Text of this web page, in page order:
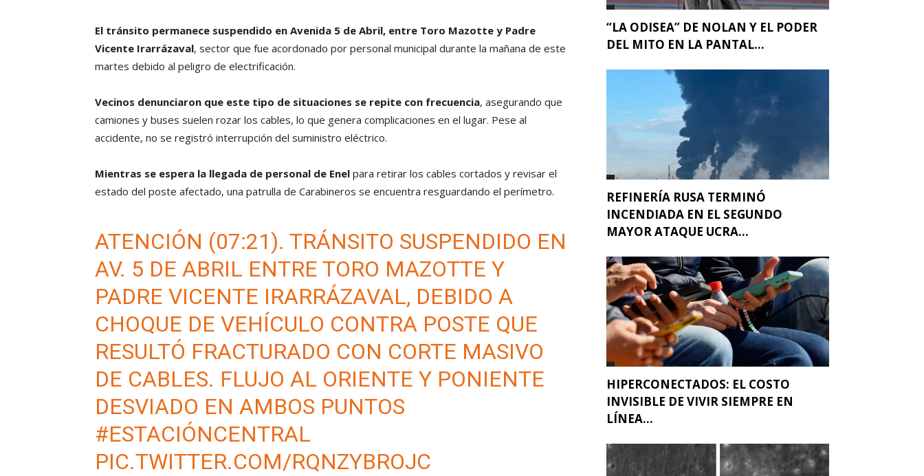
El tránsito permanece suspendido en Avenida 5 de Abril, entre Toro Mazotte y Padre
Vicente Irarrázaval, sector que fue acordonado por personal municipal durante la mañana de este
martes debido al peligro de electrificación.
Vecinos denunciaron que este tipo de situaciones se repite con frecuencia, asegurando que
camiones y buses suelen rozar los cables, lo que genera complicaciones en el lugar. Pese al
accidente, no se registró interrupción del suministro eléctrico.
Mientras se espera la llegada de personal de Enel para retirar los cables cortados y revisar el
estado del poste afectado, una patrulla de Carabineros se encuentra resguardando el perímetro.
ATENCIÓN (07:21). TRÁNSITO SUSPENDIDO EN
AV. 5 DE ABRIL ENTRE TORO MAZOTTE Y
PADRE VICENTE IRARRÁZAVAL, DEBIDO A
CHOQUE DE VEHÍCULO CONTRA POSTE QUE
RESULTÓ FRACTURADO CON CORTE MASIVO
DE CABLES. FLUJO AL ORIENTE Y PONIENTE
DESVIADO EN AMBOS PUNTOS
#ESTACIÓNCENTRAL
PIC.TWITTER.COM/RQNZYBROJC
“LA ODISEA” DE NOLAN Y EL PODER
DEL MITO EN LA PANTAL...
REFINERÍA RUSA TERMINÓ
INCENDIADA EN EL SEGUNDO
MAYOR ATAQUE UCRA...
HIPERCONECTADOS: EL COSTO
INVISIBLE DE VIVIR SIEMPRE EN
LÍNEA...